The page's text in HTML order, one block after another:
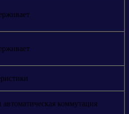
коммутация